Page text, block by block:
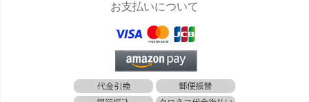
お支払いについて